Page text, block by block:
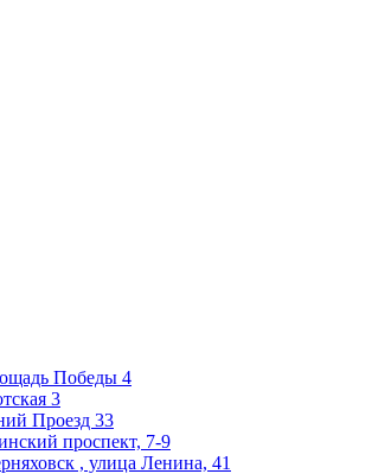
Победы 4
3
Проезд 33
проспект, 7-9
, улица Ленина, 41